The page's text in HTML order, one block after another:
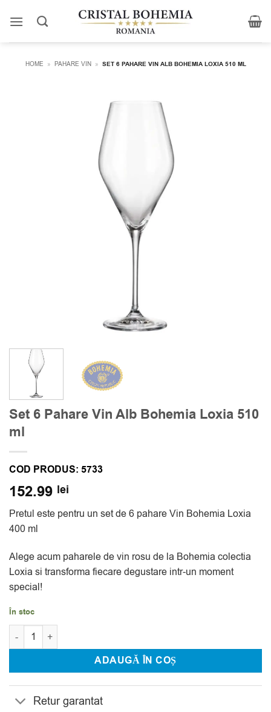
HOME » PAHARE VIN » SET 6 PAHARE VIN ALB BOHEMIA LOXIA 510 ML
Set 6 Pahare Vin Alb Bohemia Loxia 510
ml
COD PRODUS: 5733
152.99 lei
Pretul este pentru un set de 6 pahare Vin Bohemia Loxia
400 ml
Alege acum paharele de vin rosu de la Bohemia colectia
Loxia si transforma fiecare degustare intr-un moment
special!
În stoc
Cantitate Set 6 Pahare Vin Alb Bohemia Loxia 510 ml
ADAUGĂ ÎN COȘ
Retur garantat